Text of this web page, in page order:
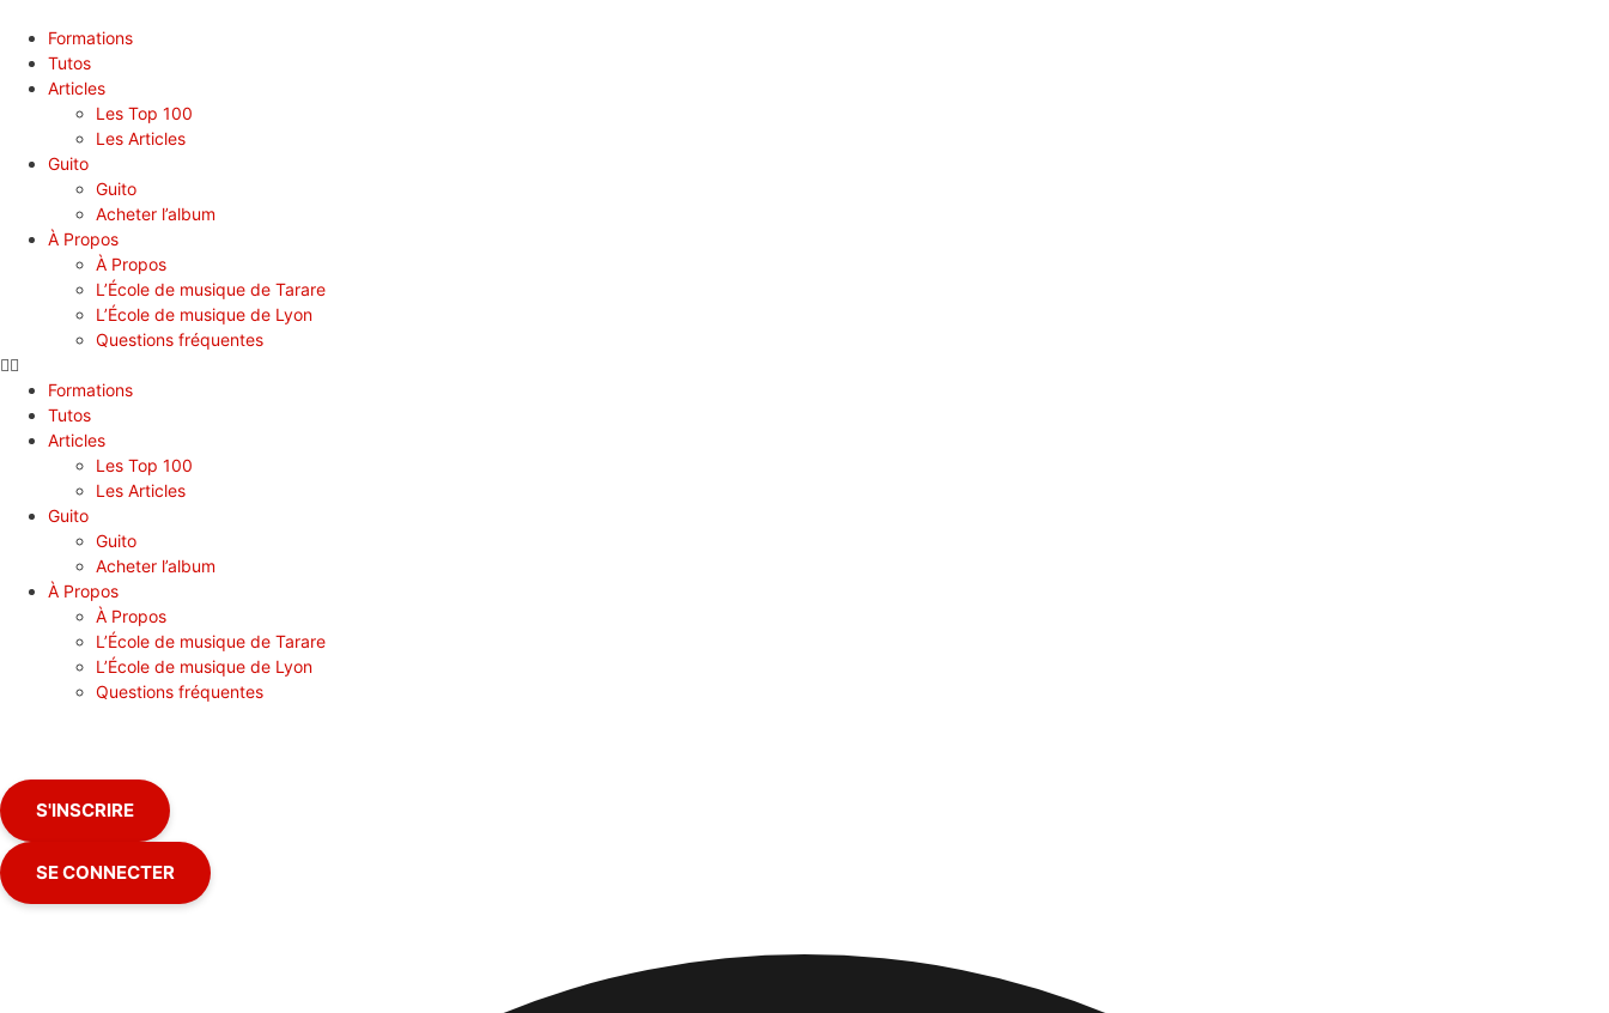
Formations
Tutos
Articles
Les Top 100
Les Articles
Guito
Guito
Acheter l’album
À Propos
À Propos
L’École de musique de Tarare
L’École de musique de Lyon
Questions fréquentes
Formations
Tutos
Articles
Les Top 100
Les Articles
Guito
Guito
Acheter l’album
À Propos
À Propos
L’École de musique de Tarare
L’École de musique de Lyon
Questions fréquentes
S'INSCRIRE
SE CONNECTER